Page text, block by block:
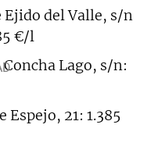
Ejido del Valle, s/n
€/l
Lago, s/n:
Espejo, 21: 1.385